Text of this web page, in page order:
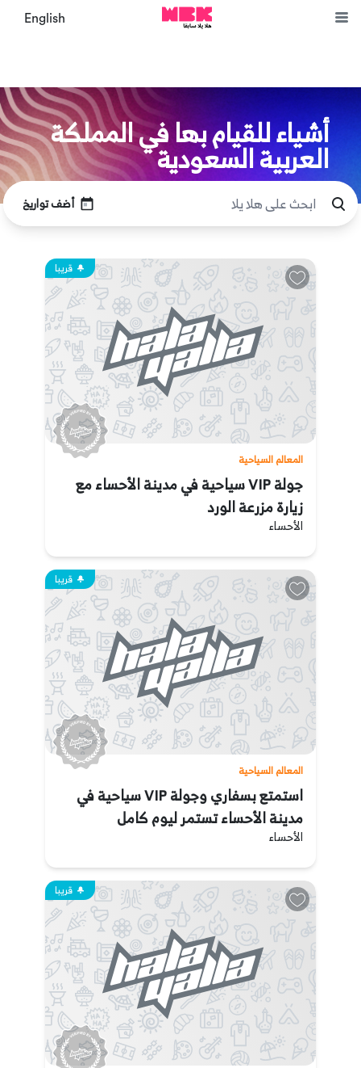
English
أشياء للقيام بها في المملكة
العربية السعودية
أضف تواريخ
قريبا
المعالم السياحية
جولة VIP سياحية في مدينة الأحساء مع
زيارة مزرعة الورد
الأحساء
قريبا
المعالم السياحية
استمتع بسفاري وجولة VIP سياحية في
مدينة الأحساء تستمر ليوم كامل
الأحساء
قريبا